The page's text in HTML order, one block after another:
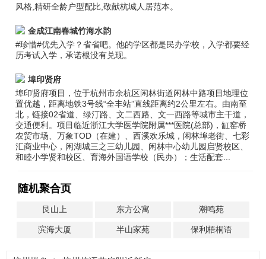
风格,精研全龄户型配比,敬献杭城人居范本。
金成江南春城竹海水韵
#珍惜#优先入学？省省吧。他的学区都是民办学校，入学都要经
历考试入学，承诺根没有兑现。
埠印贤府
埠印贤府项目，位于杭州市余杭区闲林街道闲林中路项目地理位
置优越，距离地铁3号线“全丰站”直线距离约2公里左右。由南至
北，链接02省道、绿汀路、文二西路、文一西路等城市主干道，
交通便利。项目临近浙江大学医学院附属***医院(总部)，缸窑桥
农贸市场、万象TOD（在建）、西溪欢乐城，闲林埠老街、七彩
汇商业中心，闲湖城三之三幼儿园、闲林中心幼儿园启贤校区、
和睦小学贤和校区、育海外国语学校（民办）；生活配套...
随机聚合页
艮山上 东方公寓 潮鸣苑
滨海大厦 半山家苑 保利梧桐语